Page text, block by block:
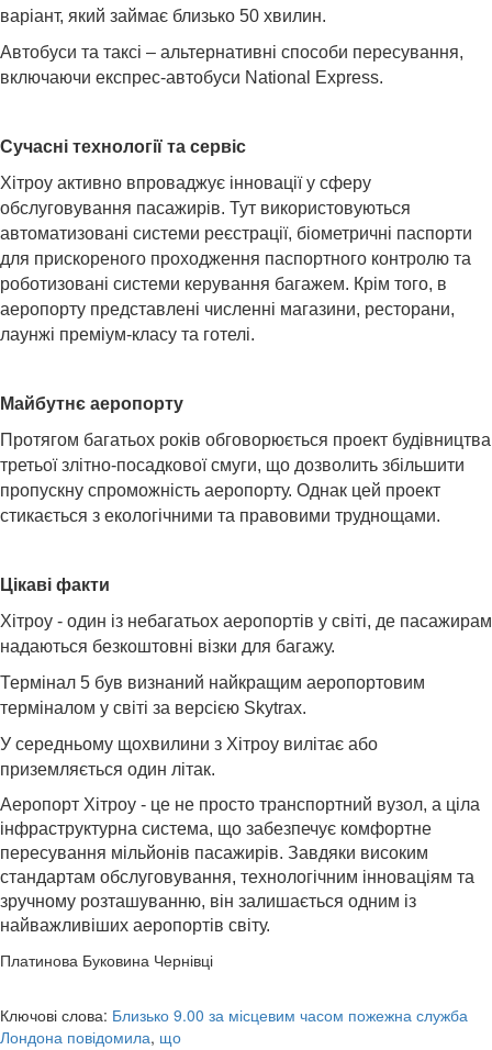
варіант, який займає близько 50 хвилин.
Автобуси та таксі – альтернативні способи пересування,
включаючи експрес-автобуси National Express.
Сучасні технології та сервіс
Хітроу активно впроваджує інновації у сферу
обслуговування пасажирів. Тут використовуються
автоматизовані системи реєстрації, біометричні паспорти
для прискореного проходження паспортного контролю та
роботизовані системи керування багажем. Крім того, в
аеропорту представлені численні магазини, ресторани,
лаунжі преміум-класу та готелі.
Майбутнє аеропорту
Протягом багатьох років обговорюється проект будівництва
третьої злітно-посадкової смуги, що дозволить збільшити
пропускну спроможність аеропорту. Однак цей проект
стикається з екологічними та правовими труднощами.
Цікаві факти
Хітроу - один із небагатьох аеропортів у світі, де пасажирам
надаються безкоштовні візки для багажу.
Термінал 5 був визнаний найкращим аеропортовим
терміналом у світі за версією Skytrax.
У середньому щохвилини з Хітроу вилітає або
приземляється один літак.
Аеропорт Хітроу - це не просто транспортний вузол, а ціла
інфраструктурна система, що забезпечує комфортне
пересування мільйонів пасажирів. Завдяки високим
стандартам обслуговування, технологічним інноваціям та
зручному розташуванню, він залишається одним із
найважливіших аеропортів світу.
Платинова Буковина Чернівці
Ключові слова: Близько 9.00 за місцевим часом пожежна служба
Лондона повідомила, що